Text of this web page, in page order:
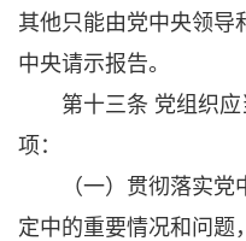
其他只能由党中央领导
中央请示报告。
第十三条 党组织应
项：
（一）贯彻落实党
定中的重要情况和问题